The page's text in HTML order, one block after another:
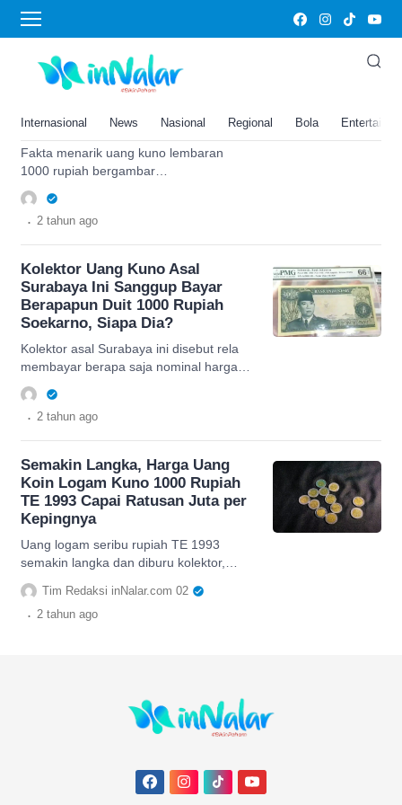
Internasional News Nasional Regional Bola
1000 rupiah
Jarang Diketahui Orang, Yuk
Intip Fakta Menarik Uang Kuno
Sisingamangaraja Tahun 1987
Fakta menarik uang kuno lembaran
1000 rupiah bergambar
Sisingamangaraja TE 1987, simak
selengkapnya.
. 2 tahun ago
Kolektor Uang Kuno Asal
Surabaya Ini Sanggup Bayar
Berapapun Duit 1000 Rupiah
Soekarno, Siapa Dia?
Kolektor asal Surabaya ini disebut rela
membayar berapa saja nominal harga
jual 1000 rupiah bergambar Soekarno.
Siapa sosoknya?
. 2 tahun ago
Semakin Langka, Harga Uang
Koin Logam Kuno 1000 Rupiah
TE 1993 Capai Ratusan Juta per
Kepingnya
Uang logam seribu rupiah TE 1993
semakin langka dan diburu kolektor,
harga melonjak drastis bahkan capai
Rp100 juta.
Tim Redaksi inNalar.com 02
. 2 tahun ago